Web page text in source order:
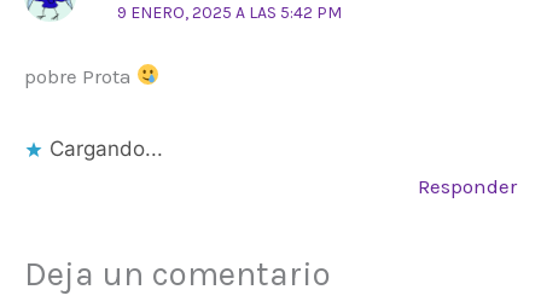
9 ENERO, 2025 A LAS 5:42 PM
pobre Prota
Cargando...
Responder
Deja un comentario